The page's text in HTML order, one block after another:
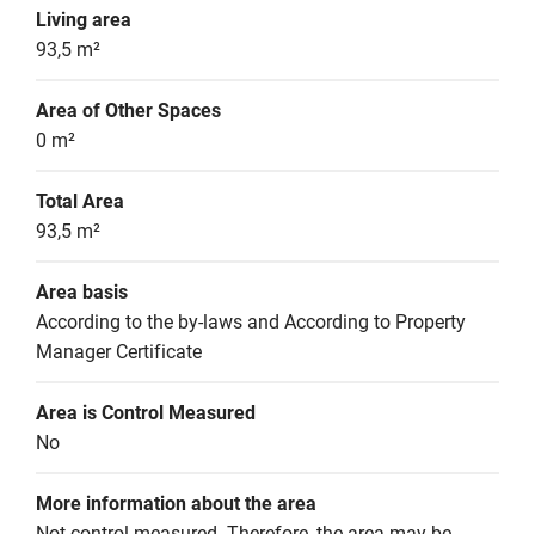
Living area
93,5 m²
Area of Other Spaces
0 m²
Total Area
93,5 m²
Area basis
According to the by-laws and According to Property
Manager Certificate
Area is Control Measured
No
More information about the area